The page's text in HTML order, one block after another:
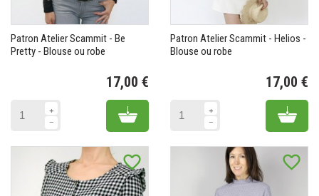
Patron Atelier Scammit - Be
Pretty - Blouse ou robe
17,00 €
Add to cart
Patron Atelier Scammit - Helios -
Blouse ou robe
17,00 €
Add
favorite_border favorite_border